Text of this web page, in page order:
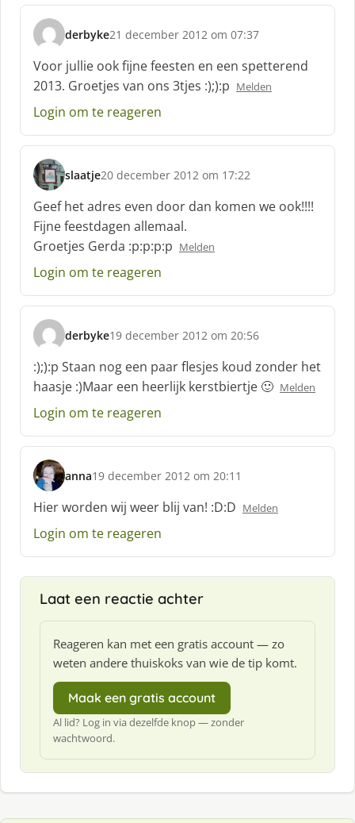
derbyke
s
c
h
r
e
f
21 december 2012 om 07:37
Voor jullie ook fijne feesten en een spetterend
2013. Groetjes van ons 3tjes :);):p Melden
Login om te reageren
slaatje
s
c
h
r
e
e
:
20 december 2012 om 17:22
Geef het adres even door dan komen we ook!!!!
Fijne feestdagen allemaal.
Groetjes Gerda :p:p:p:p Melden
Login om te reageren
derbyke
s
c
h
r
e
f
19 december 2012 om 20:56
:);):p Staan nog een paar flesjes koud zonder het
haasje :)Maar een heerlijk kerstbiertje 🙂 Melden
Login om te reageren
anna
s
c
h
r
19 december 2012 om 20:11
Hier worden wij weer blij van! :D:D Melden
Login om te reageren
Laat een reactie achter
Reageren kan met een gratis account — zo
weten andere thuiskoks van wie de tip komt.
Maak een gratis account
Al lid? Log in via dezelfde knop — zonder
wachtwoord.